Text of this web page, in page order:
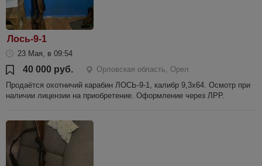
Лось-9-1
23 Мая, в 09:54
40 000 руб.
Орловская область, Орел
Продаётся охотничий карабин ЛОСЬ-9-1, калибр 9,3х64. Осмотр при
наличии лицензии на приобретение. Оформление через ЛРР.